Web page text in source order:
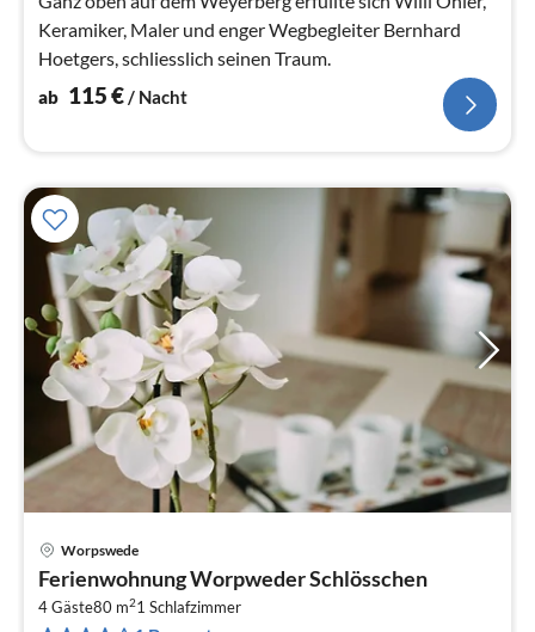
Keramiker, Maler und enger Wegbegleiter Bernhard
Hoetgers, schliesslich seinen Traum.
ab 115€/ Nacht
Worpswede
Ferienwohnung Worpweder Schlösschen
4 Gäste80 m21 Schlafzimmer